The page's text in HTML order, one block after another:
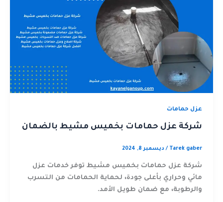
عزل حمامات
شركة عزل حمامات بخميس مشيط بالضمان
Tarek gaber
/ ديسمبر 8, 2024
شركة عزل حمامات بخميس مشيط توفر خدمات عزل
مائي وحراري بأعلى جودة، لحماية الحمامات من التسرب
والرطوبة، مع ضمان طويل الأمد.